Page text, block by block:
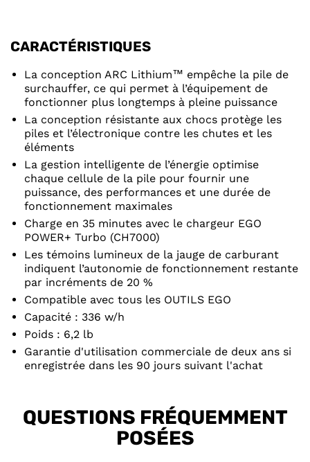
CARACTÉRISTIQUES
La conception ARC Lithium™ empêche la pile de
surchauffer, ce qui permet à l’équipement de
fonctionner plus longtemps à pleine puissance
La conception résistante aux chocs protège les
piles et l’électronique contre les chutes et les
éléments
La gestion intelligente de l’énergie optimise
chaque cellule de la pile pour fournir une
puissance, des performances et une durée de
fonctionnement maximales
Charge en 35 minutes avec le chargeur EGO
POWER+ Turbo (CH7000)
Les témoins lumineux de la jauge de carburant
indiquent l’autonomie de fonctionnement restante
par incréments de 20 %
Compatible avec tous les OUTILS EGO
Capacité : 336 w/h
Poids : 6,2 lb
Garantie d'utilisation commerciale de deux ans si
enregistrée dans les 90 jours suivant l'achat
QUESTIONS FRÉQUEMMENT
POSÉES